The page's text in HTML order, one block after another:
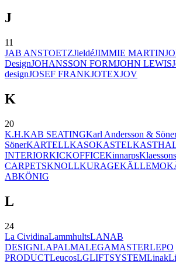
J
11
JAB ANSTOETZJieldéJIMMIE MARTIN
DesignJOHANSSON FORMJOHN LEWIS
designJOSEF FRANKJOTEXJOV
K
20
K.H.KAB SEATINGKarl Andersson &
SönerKARTELLKASOKASTEL
INTERIORKICKOFFICEKinnarpsKlaessons
CARPETSKNOLLKURAGEKÄLLEMO
ABKÖNIG
L
24
La CividinaLammhultsLANAB
DESIGNLAPALMALEGAMASTERLEPO
PRODUCTLeucosLGLIFTSYSTEMLinak